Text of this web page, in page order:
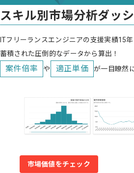
スキル別市場分析ダッ
ITフリーランスエンジニアの支援実績15
蓄積された圧倒的なデータから算出！
案件倍率 や 適正単価 が一目瞭然
市場価値をチェック